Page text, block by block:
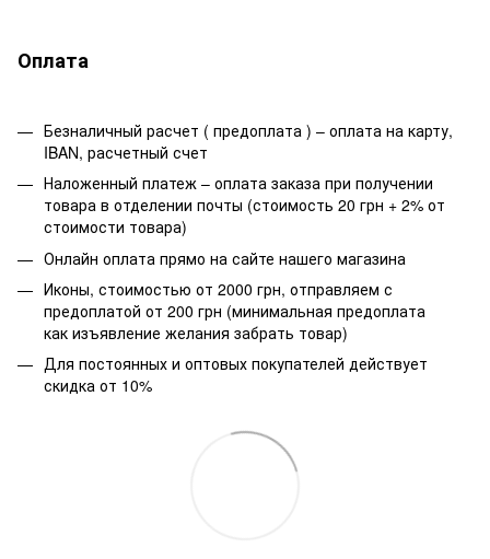
Оплата
Безналичный расчет ( предоплата ) – оплата на карту,
IBAN, расчетный счет
Наложенный платеж – оплата заказа при получении
товара в отделении почты (стоимость 20 грн + 2% от
стоимости товара)
Онлайн оплата прямо на сайте нашего магазина
Иконы, стоимостью от 2000 грн, отправляем с
предоплатой от 200 грн (минимальная предоплата
как изъявление желания забрать товар)
Для постоянных и оптовых покупателей действует
скидка от 10%